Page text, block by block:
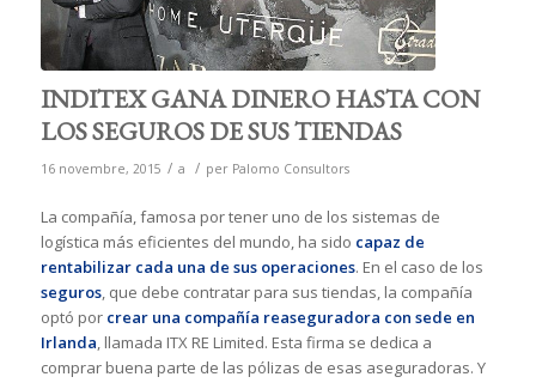
INDITEX GANA DINERO HASTA CON
LOS SEGUROS DE SUS TIENDAS
16 novembre, 2015 / a / per Palomo Consultors
La compañía, famosa por tener uno de los sistemas de
logística más eficientes del mundo, ha sido capaz de
rentabilizar cada una de sus operaciones. En el caso de los
seguros, que debe contratar para sus tiendas, la compañía
optó por crear una compañía reaseguradora con sede en
Irlanda, llamada ITX RE Limited. Esta firma se dedica a
comprar buena parte de las pólizas de esas aseguradoras. Y